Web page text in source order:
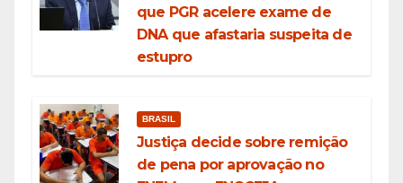
que PGR acelere exame de
DNA que afastaria suspeita de
estupro
BRASIL
Justiça decide sobre remição
de pena por aprovação no